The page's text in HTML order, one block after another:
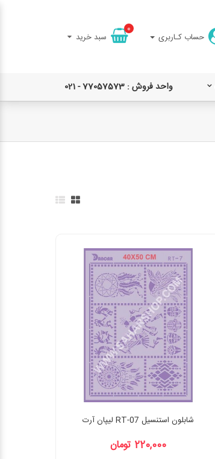
حساب کـاربری سبد خرید
0
واحد فروش : 77057573 - 021
شابلون استنسیل RT-07 لیپان آرت
220,000 تومان